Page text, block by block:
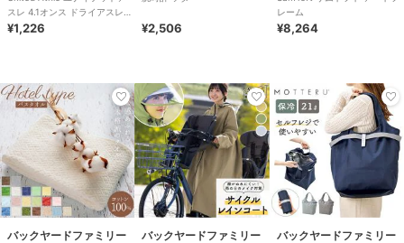
スレ 4.1オンス ドライアスレチ
ック Tシャツ
¥1,226 ¥2,506
レーム
¥8,264
バックヤードファミリー バックヤードファミリー バックヤードファミリー